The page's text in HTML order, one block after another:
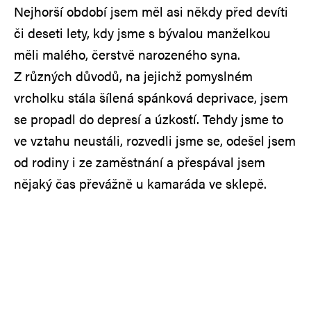
Nejhorší období jsem měl asi někdy před devíti
či deseti lety, kdy jsme s bývalou manželkou
měli malého, čerstvě narozeného syna.
Z různých důvodů, na jejichž pomyslném
vrcholku stála šílená spánková deprivace, jsem
se propadl do depresí a úzkostí. Tehdy jsme to
ve vztahu neustáli, rozvedli jsme se, odešel jsem
od rodiny i ze zaměstnání a přespával jsem
nějaký čas převážně u kamaráda ve sklepě.